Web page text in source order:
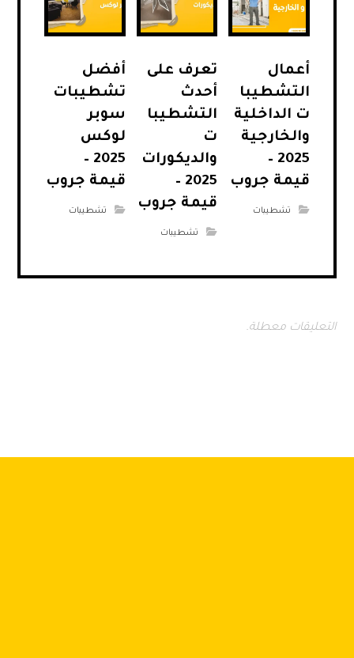
أعمال
التشطيبا
ت الداخلية
والخارجية
2025 –
قيمة جروب
تشطيبات
تعرف على
أحدث
التشطيبا
ت
والديكورات
2025 –
قيمة جروب
تشطيبات
أفضل
تشطيبات
سوبر
لوكس
2025 –
قيمة جروب
تشطيبات
التعليقات معطلة.